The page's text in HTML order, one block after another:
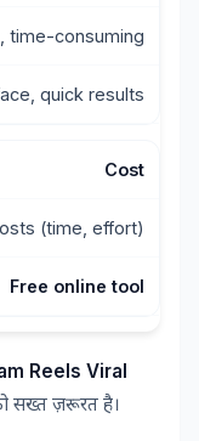
time-consuming
quick results
Cost
(time, effort)
Free online tool
Reels Viral
सख्त ज़रूरत है।